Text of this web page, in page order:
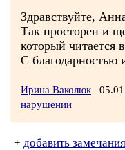
Здравствуйте,
Так просторен и
который читается
С благодарностью
Ирина Ваколюк
нарушении
+ добавить замечания